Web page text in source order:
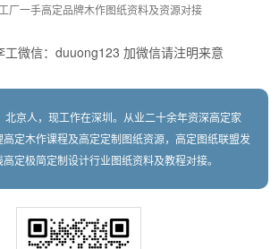
厂一手高定品牌木作图纸资料及资源对接
工微信：duuong123 加微信请注明来意
北京人，现工作在深圳。从业二十余年资深高定家
定木作课程及高定定制图纸资源，高定图纸联盟发
定极简定制设计行业图纸资料及教程对接。